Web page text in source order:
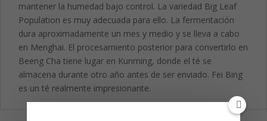
mantener la humedad bajo control. La variedad Big Leaf
Population es muy adecuada para ello. La fermentación
dura aproximadamente un mes y medio y se lleva a cabo
en Menghai. El procesamiento posterior para convertirlo en
Beeng Cha tiene lugar en Kunming, donde el té se
almacena durante otro año antes de ser enviado. Fei Bing
es un té realmente impresionante.